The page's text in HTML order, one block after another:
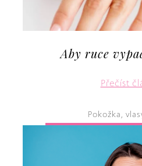
Aby ruce
Přečíst
Pokožka,